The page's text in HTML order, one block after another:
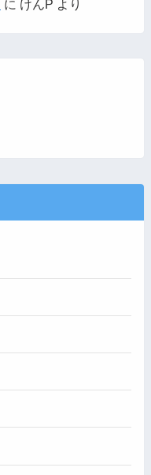
に けんP より